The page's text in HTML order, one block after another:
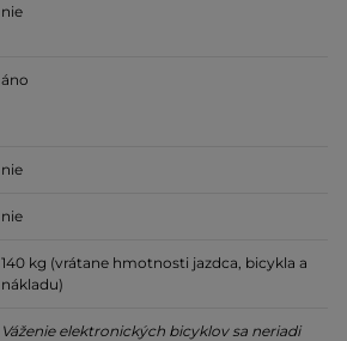
nie
áno
nie
nie
140 kg (vrátane hmotnosti jazdca, bicykla a
nákladu)
Váženie elektronických bicyklov sa neriadi